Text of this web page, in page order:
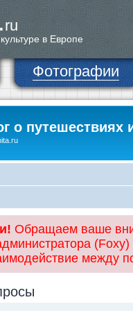
ru
в Европе
Фотографии
о путешествиях
Обращаем ваше
между